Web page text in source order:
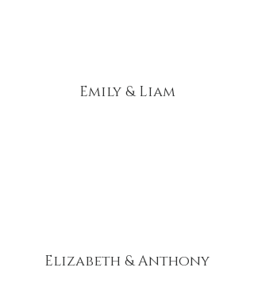
Emily & Liam
Elizabeth & Anthony